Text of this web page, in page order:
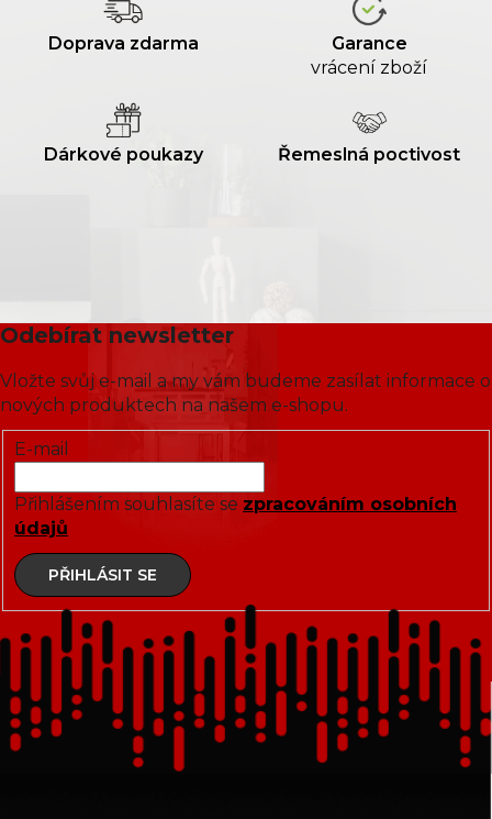
Doprava zdarma
Garance
vrácení zboží
Dárkové poukazy Řemeslná poctivost
Odebírat newsletter
Vložte svůj e-mail a my vám budeme zasílat informace o
nových produktech na našem e-shopu.
E-mail
Přihlášením souhlasíte se zpracováním osobních
údajů
PŘIHLÁSIT SE